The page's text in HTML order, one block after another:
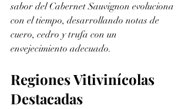
sabor del Cabernet Sauvignon evoluciona
con el tiempo, desarrollando notas de
cuero, cedro y trufa con un
envejecimiento adecuado.
Regiones Vitivinícolas
Destacadas